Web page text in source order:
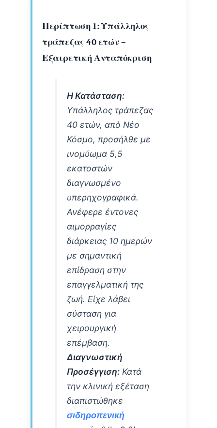
Περίπτωση 1: Υπάλληλος
τράπεζας 40 ετών –
Εξαιρετική Ανταπόκριση
Η Κατάσταση:
Υπάλληλος τράπεζας
40 ετών, από Νέο
Κόσμο, προσήλθε με
ινομύωμα 5,5
εκατοστών
διαγνωσμένο
υπερηχογραφικά.
Ανέφερε έντονες
αιμορραγίες
διάρκειας 10 ημερών
με σημαντική
επίδραση στην
επαγγελματική της
ζωή. Είχε λάβει
σύσταση για
χειρουργική
επέμβαση.
Διαγνωστική
Προσέγγιση: Κατά
την κλινική εξέταση
διαπιστώθηκε
σιδηροπενική